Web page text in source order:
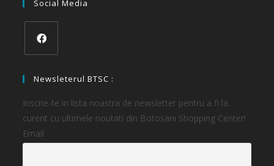
Social Media
Newsleterul BTSC :
Inscrie-te in lista noastra de newsletter pentru a fi la
curent cu ultimele noutati din Botosani Shopping Center!
Email